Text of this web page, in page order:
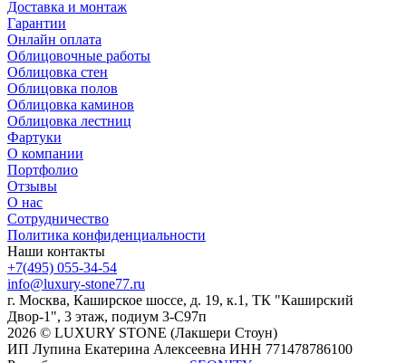
Доставка и монтаж
Гарантии
Онлайн оплата
Облицовочные работы
Облицовка стен
Облицовка полов
Облицовка каминов
Облицовка лестниц
Фартуки
О компании
Портфолио
Отзывы
О нас
Сотрудничество
Политика конфиденциальности
Наши контакты
+7(495) 055-34-54
info@luxury-stone77.ru
г. Москва, Каширское шоссе, д. 19, к.1, ТК "Каширский
Двор-1", 3 этаж, подиум 3-С97п
2026 © LUXURY STONE (Лакшери Стоун)
ИП Лупина Екатерина Алексеевна ИНН 771478786100